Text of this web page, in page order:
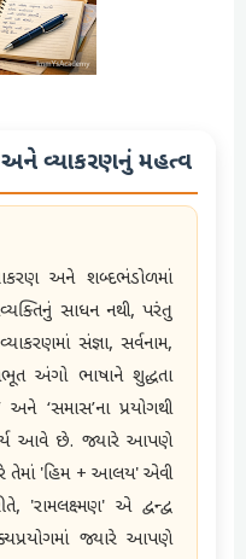
અને વ્યાકરણનું મહત્વ
અને શબ્દભંડોળમાં
સાધન નથી, પરંતુ
સંજ્ઞા, સર્વનામ,
અંગો ભાષાને શુદ્ધતા
‘સમાસ’ના પ્રયોગથી
આવે છે. જ્યારે આપણે
તેમાં 'હિમ + આલય' એવી
'રામલક્ષ્મણ' એ દ્વન્દ્વ
જ્યારે આપણે